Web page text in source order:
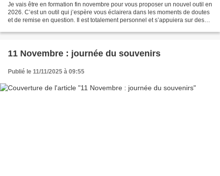
Je vais être en formation fin novembre pour vous proposer un nouvel outil en
2026. C’est un outil qui j’espère vous éclairera dans les moments de doutes
et de remise en question. Il est totalement personnel et s’appuiera sur des
11 Novembre : journée du souvenirs
Publié le 11/11/2025 à 09:55